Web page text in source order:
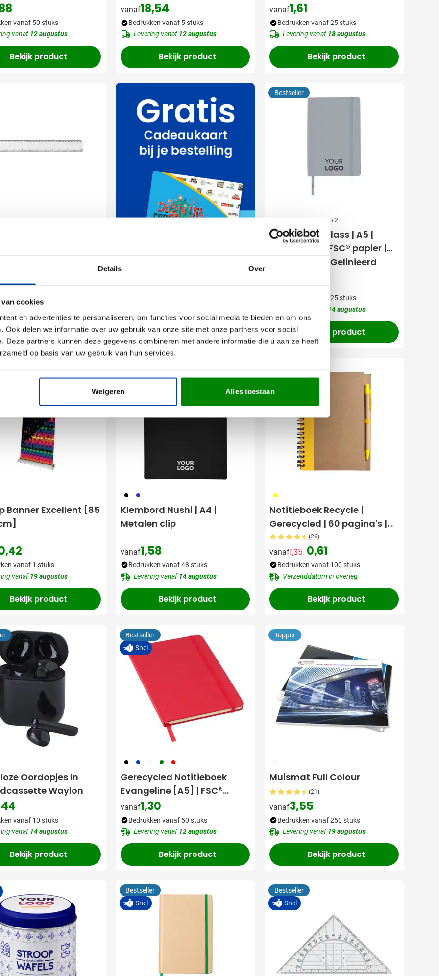
Details Over
cookies
en advertenties te personaliseren, om functies voor social media te bieden en om ons
Ook delen we informatie over uw gebruik van onze site met onze partners voor social
Deze partners kunnen deze gegevens combineren met andere informatie die u aan ze heeft
op basis van uw gebruik van hun services.
Weigeren Alles toestaan
vanaf 50 stuks
vanaf12 augustus
Bekijk product
vanaf18,54
Bedrukken vanaf 5 stuks
Levering vanaf12 augustus
Bekijk product
vanaf1,61
Bedrukken vanaf 25 stuks
Levering vanaf18 augustus
Bekijk product
vanaf 250 stuks
Bekijk product
+2
Notitieboek Class | A5 |
Gerecycled | FSC® papier |
80 pagina's | Gelinieerd
vanaf2,07
Bestseller
Bedrukken vanaf 25 stuks
14 augustus
Bekijk product
Banner Excellent [85
vanaf 1 stuks
vanaf19 augustus
Bekijk product
001 023
Klembord Nushi | A4 |
Metalen clip
vanaf1,58
Bedrukken vanaf 48 stuks
Levering vanaf14 augustus
Bekijk product
006
Notitieboek Recycle |
Gerecycled | 60 pagina's |
Gelinieerd | Met pen
(26)
vanaf
Normale prijs
1,35 0,61
Bedrukken vanaf 100 stuks
Verzenddatum in overleg
Bekijk product
Oordopjes In
Waylon
vanaf 10 stuks
vanaf14 augustus
Bekijk product
001 023 002 004 008
Gerecycled Notitieboek
Evangeline [A5] | FSC®
papier
vanaf1,30
Bestseller
Snel
Bedrukken vanaf 50 stuks
Levering vanaf12 augustus
Bekijk product
009
Muismat Full Colour
(21)
vanaf3,55
Topper
Bedrukken vanaf 250 stuks
Levering vanaf19 augustus
Bekijk product
Bestseller
Snel
Bestseller
Snel